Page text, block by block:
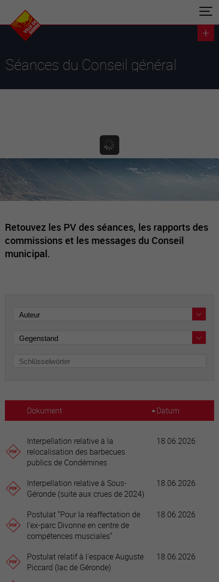
Séances du Conseil général
Retouvez les PV des séances, les rapports des
commissions et les messages du Conseil
municipal.
Dokument Datum
Interpellation relative à la
relocalisation des barbecues
publics de Condémines
18.06.2026
Interpellation relative à Sous-
Géronde (suite aux crues de 2024)
18.06.2026
Postulat "Pour la réaffectation de
l'ex-parc Divonne en centre de
compétences musciales"
18.06.2026
Postulat relatif à l'espace Auguste
Piccard (lac de Géronde)
18.06.2026